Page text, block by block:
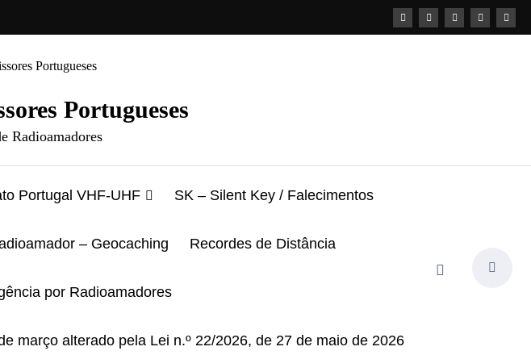
Portugueses
Radioamadores
Portugal VHF-UHF SK – Silent Key / Falecimentos
– Geocaching Recordes de Distância
por Radioamadores
março alterado pela Lei n.º 22/2026, de 27 de maio de 2026